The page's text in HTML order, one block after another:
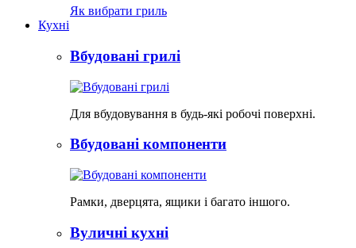
Як вибрати гриль
Кухні
Вбудовані грилі
Для вбудовування в будь-які робочі поверхні.
Вбудовані компоненти
Рамки, дверцята, ящики і багато іншого.
Вуличні кухні